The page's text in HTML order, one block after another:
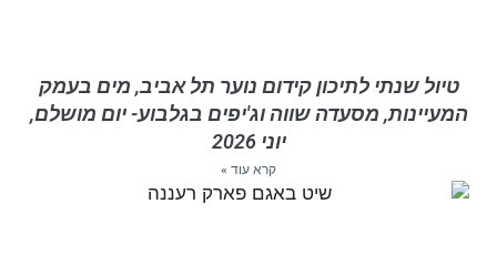
טיול שנתי לתיכון קידום נוער תל אביב, מים בעמק
המעיינות, מסעדה שווה וג'יפים בגלבוע- יום מושלם,
יוני 2026
קרא עוד »